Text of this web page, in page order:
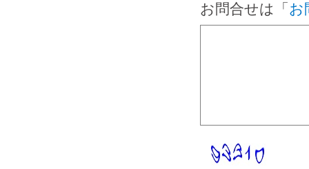
お問合せは「 お